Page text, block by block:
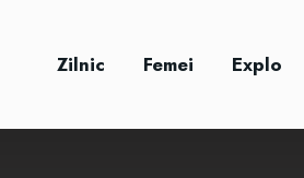
Zilnic Femei Explo